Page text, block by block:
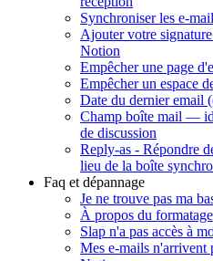
Synchroniser les e-
Ajouter votre
Notion
Empêcher une page
Empêcher un espace
Date du dernier email
Champ boîte mail —
de discussion
Reply-as - Répondre
lieu de la boîte
Faq et dépannage
Je ne trouve pas ma
À propos du formatage
Slap n'a pas accès à
Mes e-mails n'arrivent